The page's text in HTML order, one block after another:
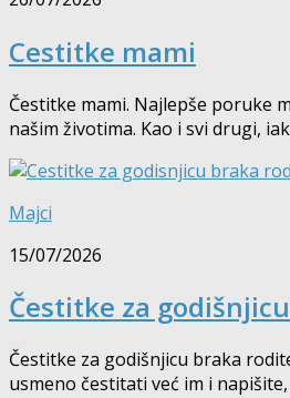
Cestitke mami
Čestitke mami. Najlepše poruke
našim životima. Kao i svi drugi,
Majci
15/07/2026
Čestitke za
Čestitke za godišnjicu braka
usmeno čestitati već im i